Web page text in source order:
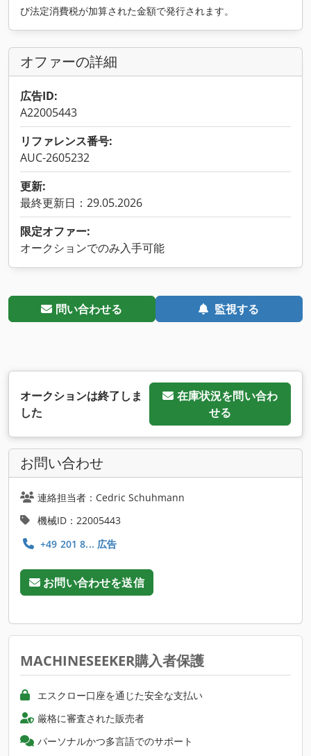
び法定消費税が加算された金額で発行されます。
オファーの詳細
広告ID:
A22005443
リファレンス番号:
AUC-2605232
更新:
最終更新日：29.05.2026
限定オファー:
オークションでのみ入手可能
問い合わせる 監視する
オークションは終了しま
した
在庫状況を問い合わ
せる
お問い合わせ
連絡担当者：Cedric Schuhmann
機械ID：22005443
+49 201 8... 広告
お問い合わせを送信
MACHINESEEKER購入者保護
エスクロー口座を通じた安全な支払い
厳格に審査された販売者
パーソナルかつ多言語でのサポート